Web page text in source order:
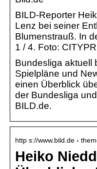
BILD-Reporter
Lenz bei seiner
Blumenstrauß. In
1 / 4. Foto:
Bundesliga aktuell
Spielpläne und
einen Überblick
der Bundesliga
BILD.de.
http s://www.bild.de ›
Heiko